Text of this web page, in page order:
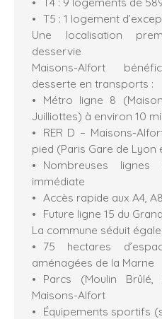
T5 : 1 logement
Une localisation
desservie
Maisons-Alfort
desserte en transports :
Métro ligne 8
Juilliottes) à environ 10
RER D – Maisons-
pied (Paris Gare de Lyon
Nombreuses
immédiate
Accès rapide aux A4,
Future ligne 15 du
La commune séduit
75 hectares
aménagées de la Marne
Parcs (Moulin
Maisons-Alfort
Équipements sportifs